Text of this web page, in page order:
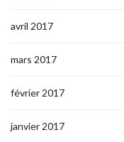
avril 2017
mars 2017
février 2017
janvier 2017